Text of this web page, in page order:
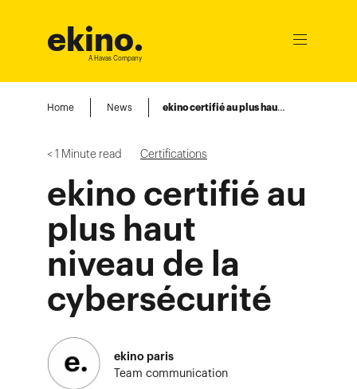
ekino.
A Havas Company
Ouvrir
Home News ekino certifié au plus haut niveau de la cybersécurité
< 1 Minute read Certifications
ekino certifié au
plus haut
niveau de la
cybersécurité
ekino paris
Team communication